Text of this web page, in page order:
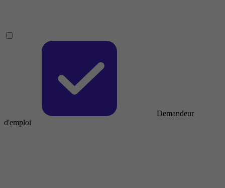
Demandeur
d'emploi